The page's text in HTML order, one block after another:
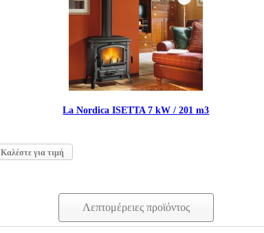
La Nordica ISΕTTA 7 kW / 201 m3
Καλέστε για τιμή
Λεπτομέρειες προϊόντος